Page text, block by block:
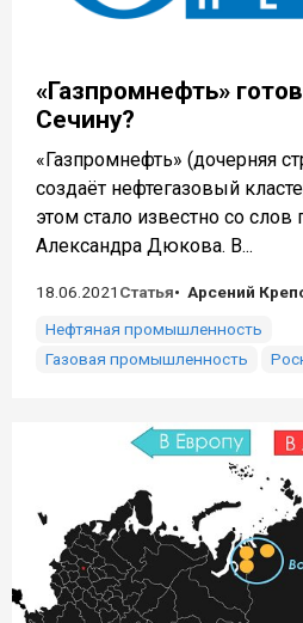
«Газпромнефть»
Сечину?
«Газпромнефть» (дочерняя
создаёт нефтегазовый
этом стало известно со
Александра Дюкова. В...
18.06.2021 Статья
Арсений
Нефтяная промышленность
Газовая промышленность